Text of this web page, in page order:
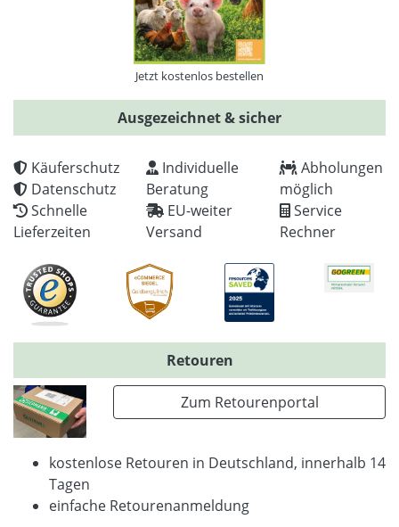
Jetzt kostenlos bestellen
Ausgezeichnet & sicher
Käuferschutz
Datenschutz
Schnelle
Lieferzeiten
Individuelle
Beratung
EU-weiter
Versand
Abholungen
möglich
Service
Rechner
Retouren
Zum Retourenportal
kostenlose Retouren in Deutschland, innerhalb 14
Tagen
einfache Retourenanmeldung